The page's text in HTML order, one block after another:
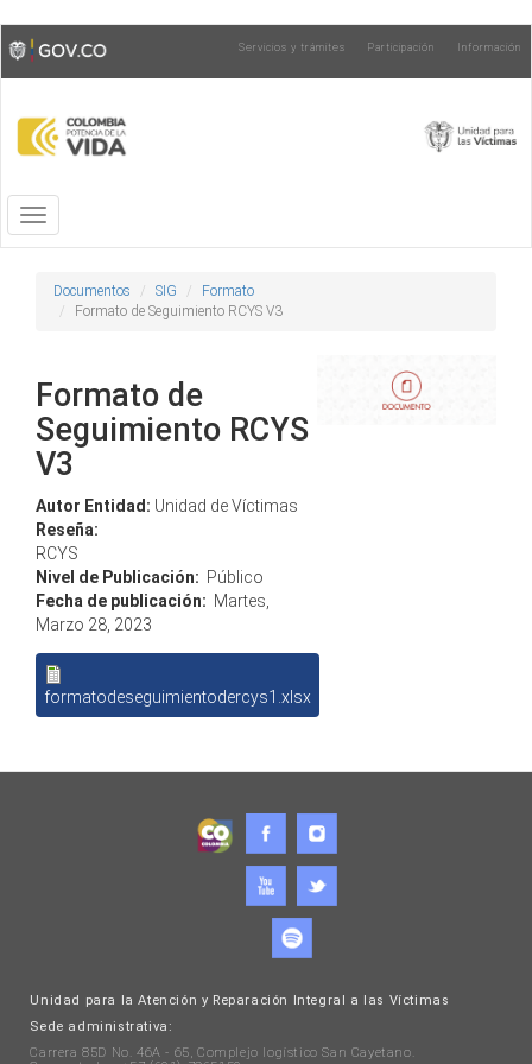
Pasar
al
contenido
Toggle
high
contrast
Servicios y trámites Participación Información
Toggle
navigation
Documentos SIG
Formato
Formato de Seguimiento RCYS V3
Formato de
Seguimiento RCYS
V3
Autor Entidad: Unidad de Víctimas
Reseña:
RCYS
Nivel de Publicación: Público
Fecha de publicación: Martes,
Marzo 28, 2023
formatodeseguimientodercys1.xlsx
Unidad para la Atención y Reparación Integral a las Víctimas
Sede administrativa:
Carrera 85D No. 46A - 65, Complejo logístico San Cayetano.